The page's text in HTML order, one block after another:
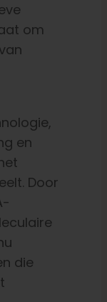
om
en
Door
die